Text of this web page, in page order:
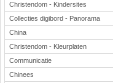
Christendom - Kindersites
Collecties digibord - Panorama
China
Christendom - Kleurplaten
Communicatie
Chinees